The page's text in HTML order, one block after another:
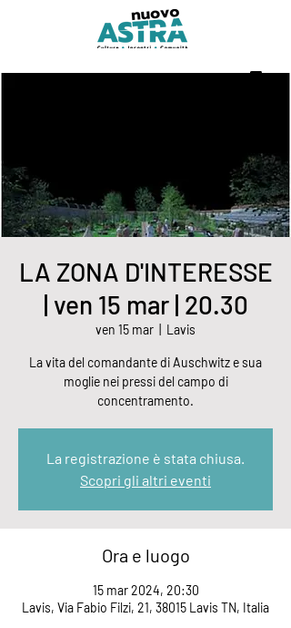
LA ZONA D'INTERESSE
| ven 15 mar | 20.30
ven 15 mar Lavis
La vita del comandante di Auschwitz e sua
moglie nei pressi del campo di
concentramento.
La registrazione è stata chiusa.
Scopri gli altri eventi
Ora e luogo
15 mar 2024, 20:30
Lavis, Via Fabio Filzi, 21, 38015 Lavis TN, Italia